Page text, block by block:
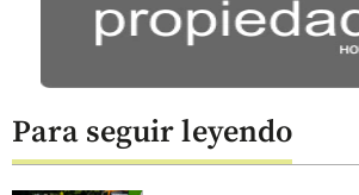
Para seguir leyendo